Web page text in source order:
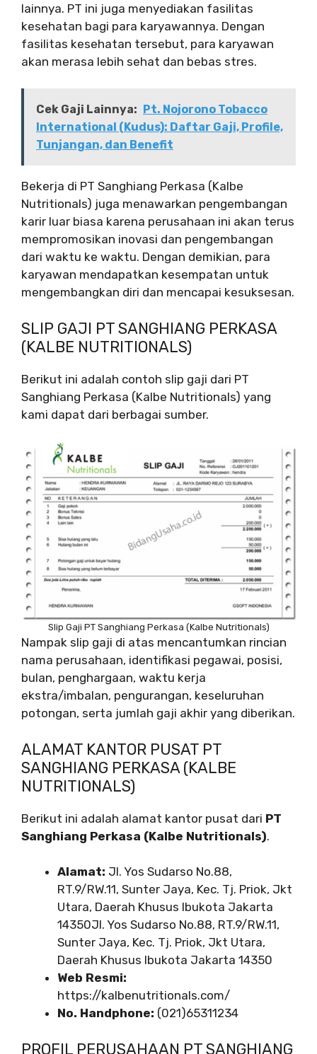
lainnya. PT ini juga menyediakan fasilitas
kesehatan bagi para karyawannya. Dengan
fasilitas kesehatan tersebut, para karyawan
akan merasa lebih sehat dan bebas stres.
Cek Gaji Lainnya:
Pt. Nojorono Tobacco
International (Kudus): Daftar Gaji, Profile,
Tunjangan, dan Benefit
Bekerja di PT Sanghiang Perkasa (Kalbe
Nutritionals) juga menawarkan pengembangan
karir luar biasa karena perusahaan ini akan terus
mempromosikan inovasi dan pengembangan
dari waktu ke waktu. Dengan demikian, para
karyawan mendapatkan kesempatan untuk
mengembangkan diri dan mencapai kesuksesan.
SLIP GAJI PT SANGHIANG PERKASA
(KALBE NUTRITIONALS)
Berikut ini adalah contoh slip gaji dari PT
Sanghiang Perkasa (Kalbe Nutritionals) yang
kami dapat dari berbagai sumber.
Slip Gaji PT Sanghiang Perkasa (Kalbe Nutritionals)
Nampak slip gaji di atas mencantumkan rincian
nama perusahaan, identifikasi pegawai, posisi,
bulan, penghargaan, waktu kerja
ekstra/imbalan, pengurangan, keseluruhan
potongan, serta jumlah gaji akhir yang diberikan.
ALAMAT KANTOR PUSAT PT
SANGHIANG PERKASA (KALBE
NUTRITIONALS)
Berikut ini adalah alamat kantor pusat dari PT
Sanghiang Perkasa (Kalbe Nutritionals).
Alamat: Jl. Yos Sudarso No.88,
RT.9/RW.11, Sunter Jaya, Kec. Tj. Priok, Jkt
Utara, Daerah Khusus Ibukota Jakarta
14350Jl. Yos Sudarso No.88, RT.9/RW.11,
Sunter Jaya, Kec. Tj. Priok, Jkt Utara,
Daerah Khusus Ibukota Jakarta 14350
Web Resmi:
https://kalbenutritionals.com/
No. Handphone: (021)65311234
PROFIL PERUSAHAAN PT SANGHIANG